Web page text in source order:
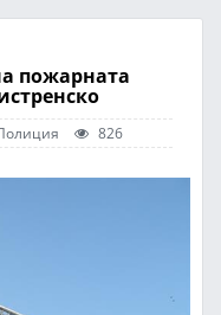
пожарната
826